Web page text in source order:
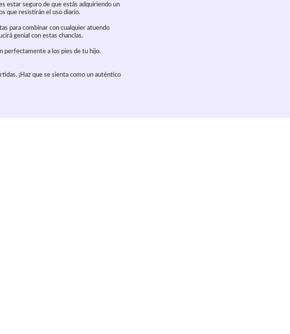
estar seguro de que estás adquiriendo un
que resistirán el uso diario.
para combinar con cualquier atuendo
genial con estas chanclas.
perfectamente a los pies de tu hijo.
¡Haz que se sienta como un auténtico